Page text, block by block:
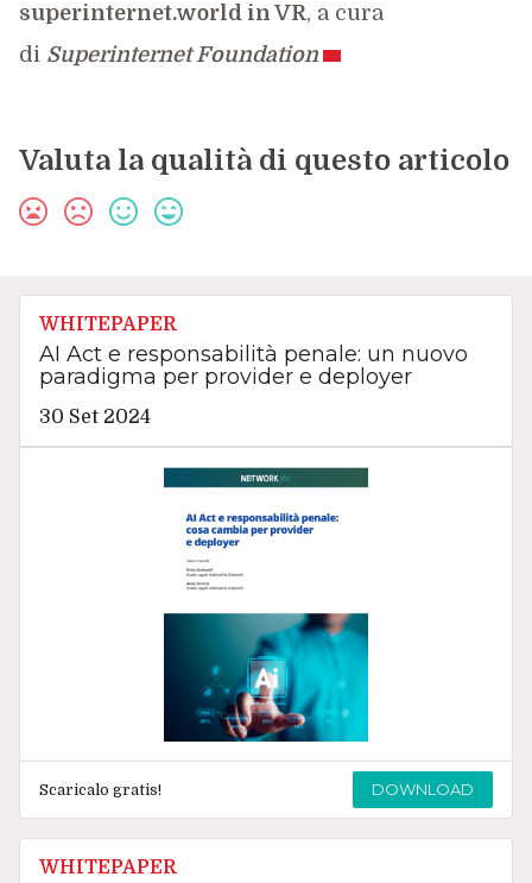
superinternet.world in VR, a cura
di Superinternet Foundation
Valuta la qualità di questo articolo
WHITEPAPER
AI Act e responsabilità penale: un nuovo
paradigma per provider e deployer
30 Set 2024
Scaricalo gratis! DOWNLOAD
WHITEPAPER